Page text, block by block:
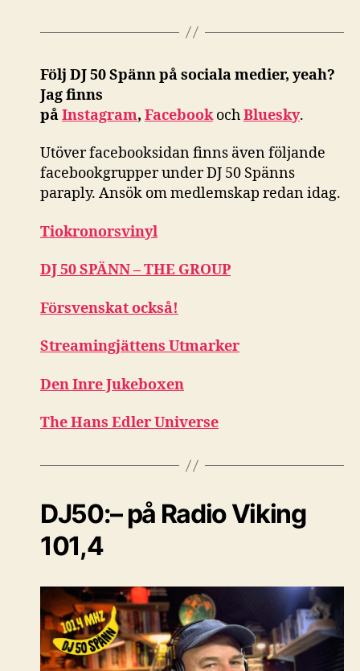
Följ DJ 50 Spänn på sociala medier, yeah?
Jag finns
påInstagram, FacebookochBluesky.
Utöver facebooksidan finns även följande
facebookgrupper under DJ 50 Spänns
paraply. Ansök om medlemskap redan idag.
Tiokronorsvinyl
DJ 50 SPÄNN – THE GROUP
Försvenskat också!
Streamingjättens Utmarker
Den Inre Jukeboxen
The Hans Edler Universe
DJ50:– på Radio Viking
101,4